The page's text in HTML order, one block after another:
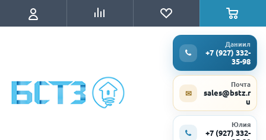
Даниил
+7 (927) 332-
35-98
✉
Почта
sales@bstz.r
u
Юлия
+7 (927) 332-